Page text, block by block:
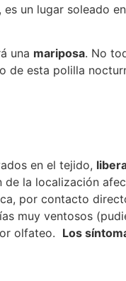
es un lugar soleado
una mariposa. No
de esta polilla
en el tejido,
de la localización
por contacto
muy ventosos
olfateo. Los